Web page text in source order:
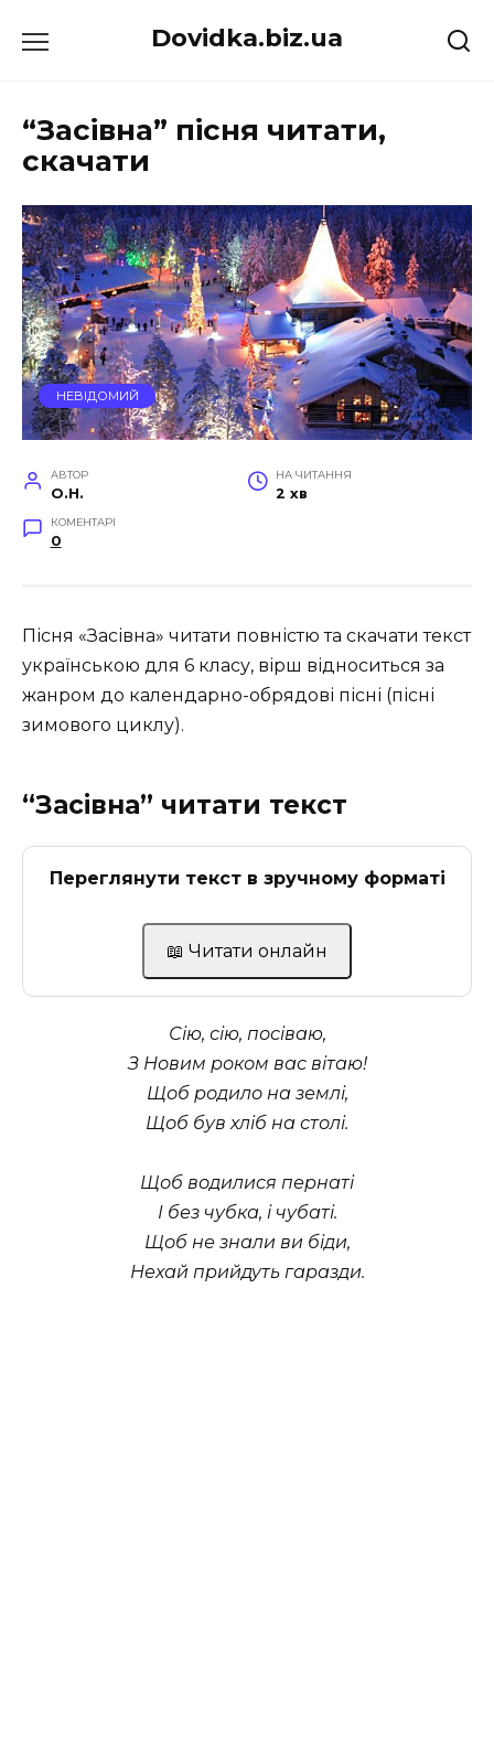
до
Dovidka.biz.ua
“Засівна” пісня читати,
скачати
НЕВІДОМИЙ
АВТОР
O.H.
НА ЧИТАННЯ
2 хв
КОМЕНТАРІ
0
Пісня «Засівна» читати повністю та скачати текст
українською для 6 класу, вірш відноситься за
жанром до календарно-обрядові пісні (пісні
зимового циклу).
“Засівна” читати текст
Переглянути текст в зручному форматі
📖 Читати онлайн
Сію, сію, посіваю,
З Новим роком вас вітаю!
Щоб родило на землі,
Щоб був хліб на столі.
Щоб водилися пернаті
І без чубка, і чубаті.
Щоб не знали ви біди,
Нехай прийдуть гаразди.